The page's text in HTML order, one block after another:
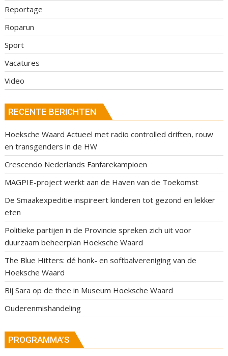
Reportage
Roparun
Sport
Vacatures
Video
RECENTE BERICHTEN
Hoeksche Waard Actueel met radio controlled driften, rouw
en transgenders in de HW
Crescendo Nederlands Fanfarekampioen
MAGPIE-project werkt aan de Haven van de Toekomst
De Smaakexpeditie inspireert kinderen tot gezond en lekker
eten
Politieke partijen in de Provincie spreken zich uit voor
duurzaam beheerplan Hoeksche Waard
The Blue Hitters: dé honk- en softbalvereniging van de
Hoeksche Waard
Bij Sara op de thee in Museum Hoeksche Waard
Ouderenmishandeling
PROGRAMMA’S